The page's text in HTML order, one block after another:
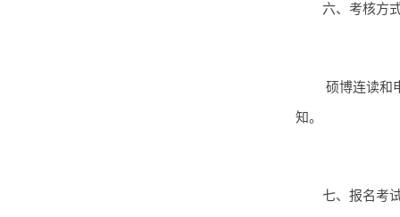
六、考核方
硕博连读和
知。
七、报名考